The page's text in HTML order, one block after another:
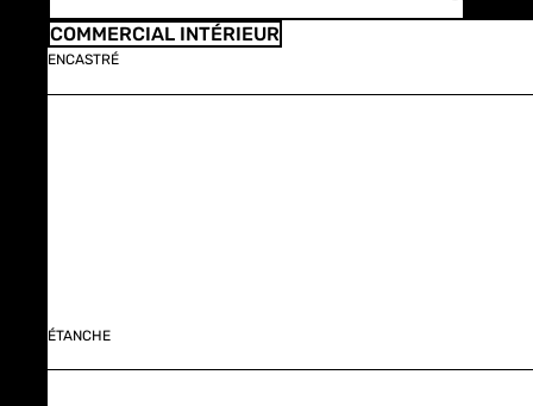
COMMERCIAL INTÉRIEUR
ENCASTRÉ
ÉTANCHE